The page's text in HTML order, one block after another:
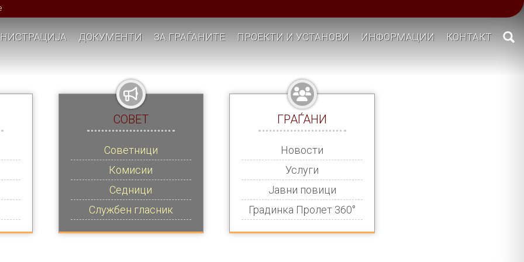
ДОКУМЕНТИ ЗА ГРАЃАНИТЕ ПРОЕКТИ И УСТАНОВИ ИНФОРМАЦИИ КОНТАКТ
СОВЕТ
Советници
Комисии
Седници
Службен гласник
ГРАЃАНИ
Новости
Услуги
Јавни повици
Градинка Пролет 360°